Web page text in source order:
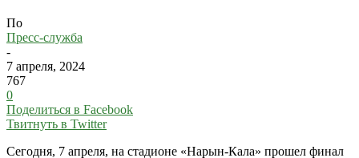
По
Пресс-служба
-
7 апреля, 2024
767
0
Поделиться в Facebook
Твитнуть в Twitter
Сегодня, 7 апреля, на стадионе «Нарын-Кала» прошел финал